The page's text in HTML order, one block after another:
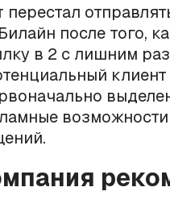
после того,
в 2 с лишним